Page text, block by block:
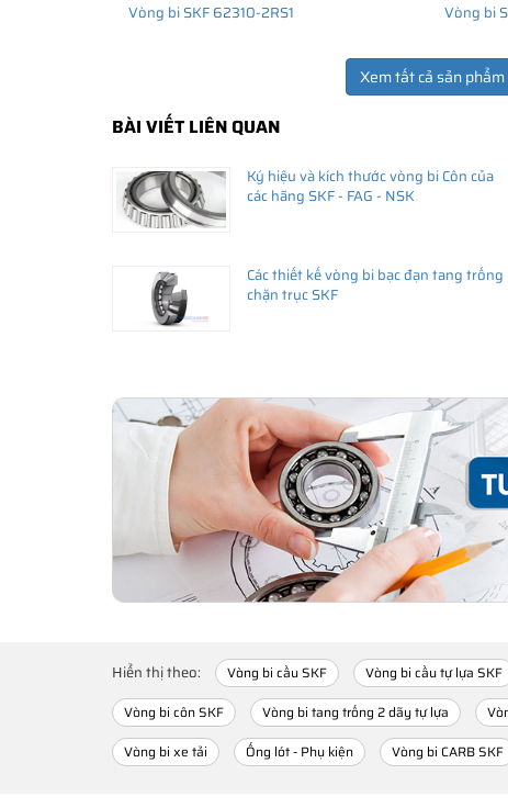
•Vòng bi SKF chính hãng, Những lưu ý cơ bản trước khi mua
•Xuất xứ vòng bi SKF chính hãng ở đâu?
Vòng bi SKF 62310-2RS1 Vòng bi
Xem tất cả sản
BÀI VIẾT LIÊN QUAN
Ký hiệu và kích thước vòng bi Côn của
các hãng SKF - FAG - NSK
Các thiết kế vòng bi bạc đạn tang trống
chặn trục SKF
Hiển thị theo: Vòng bi cầu SKF Vòng bi cầu tự lựa SKF
Vòng bi côn SKF
Vòng bi tang trống 2 dãy tự lựa
Vòng bi xe tải
Ống lót - Phụ kiện Vòng bi CARB SKF